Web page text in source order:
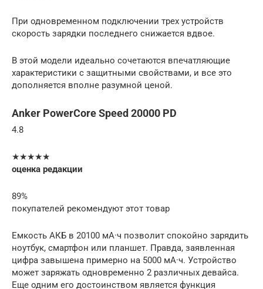
При одновременном подключении трех устройств
скорость зарядки последнего снижается вдвое.
В этой модели идеально сочетаются впечатляющие
характеристики с защитными свойствами, и все это
дополняется вполне разумной ценой.
Anker PowerCore Speed 20000 PD
4.8
★★★★★
оценка редакции
89%
покупателей рекомендуют этот товар
Емкость АКБ в 20100 мА·ч позволит спокойно зарядить
ноутбук, смартфон или планшет. Правда, заявленная
цифра завышена примерно на 5000 мА·ч. Устройство
может заряжать одновременно 2 различных девайса.
Еще одним его достоинством является функция